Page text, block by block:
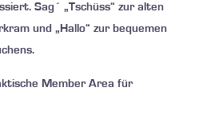
Sag´ „Tschüss“ zur alten
und „Hallo“ zur bequemen
Member Area für